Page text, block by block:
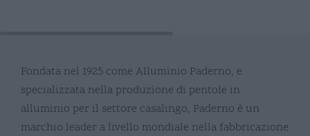
Fondata nel 1925 come Alluminio Paderno, e
specializzata nella produzione di pentole in
alluminio per il settore casalingo, Paderno è un
marchio leader a livello mondiale nella fabbricazione